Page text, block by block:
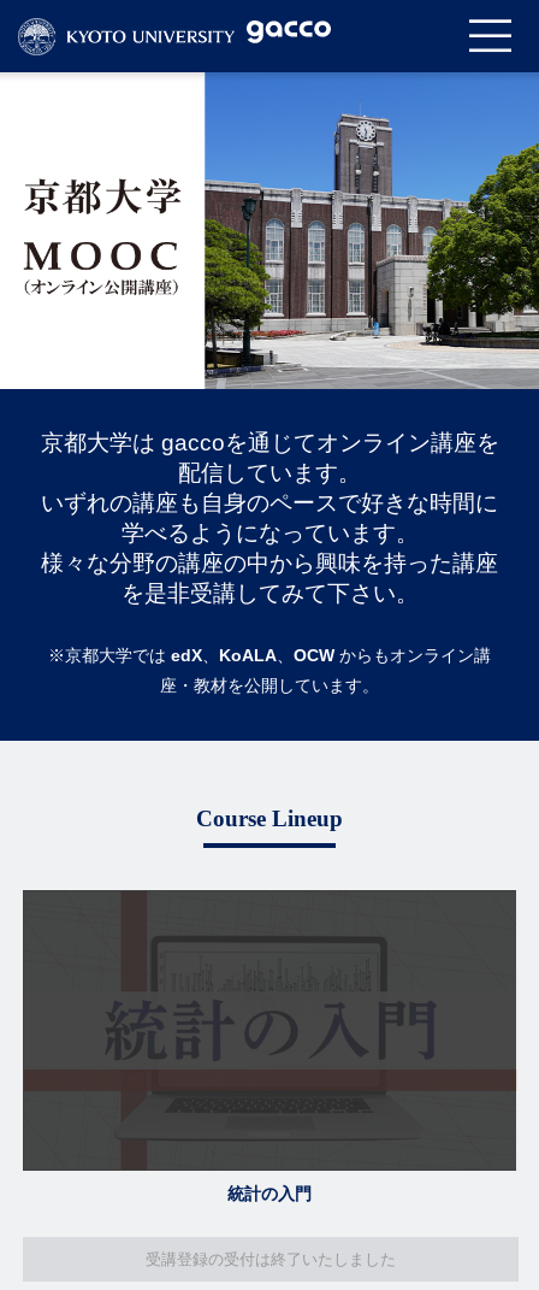
京都大学は gaccoを通じてオンライン講座を
配信しています。
いずれの講座も自身のペースで好きな時間に
学べるようになっています。
様々な分野の講座の中から興味を持った講座
を是非受講してみて下さい。
※京都大学では edX KoALA OCW からもオンライン講
座・教材を公開しています。
Course Lineup
統計の入門
受講登録の受付は終了いたしました